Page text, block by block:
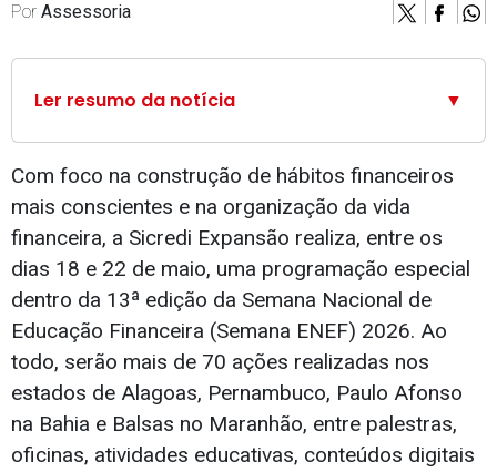
Por Assessoria
Ler resumo da notícia ▼
Com foco na construção de hábitos financeiros
mais conscientes e na organização da vida
financeira, a Sicredi Expansão realiza, entre os
dias 18 e 22 de maio, uma programação especial
dentro da 13ª edição da Semana Nacional de
Educação Financeira (Semana ENEF) 2026. Ao
todo, serão mais de 70 ações realizadas nos
estados de Alagoas, Pernambuco, Paulo Afonso
na Bahia e Balsas no Maranhão, entre palestras,
oficinas, atividades educativas, conteúdos digitais